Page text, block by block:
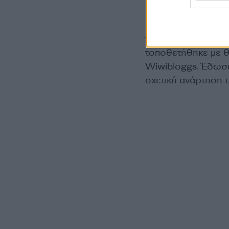
«Όταν ο Ακύλας
θλάση στην
τραγουδιστής του
τοποθετήθηκε με
Wiwibloggs. Έδωσε
σχετική